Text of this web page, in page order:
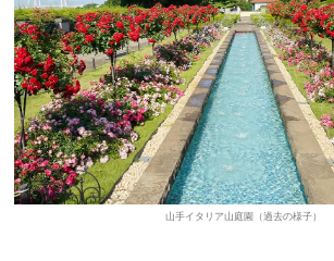
山手イタリア山庭園（過去の様子）